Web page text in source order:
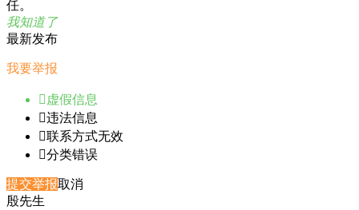
任。
我知道了
最新发布
我要举报
 虚假信息
违法信息
联系方式无效
分类错误
提交举报取消
殷先生